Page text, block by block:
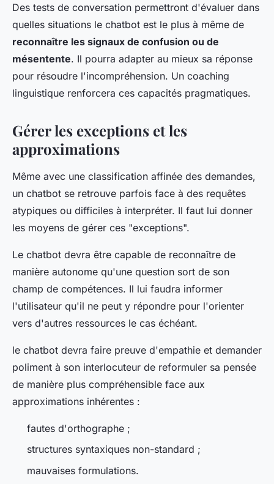
Des tests de conversation permettront d'évaluer dans
quelles situations le chatbot est le plus à même de
reconnaître les signaux de confusion ou de
mésentente. Il pourra adapter au mieux sa réponse
pour résoudre l'incompréhension. Un coaching
linguistique renforcera ces capacités pragmatiques.
Gérer les exceptions et les
approximations
Même avec une classification affinée des demandes,
un chatbot se retrouve parfois face à des requêtes
atypiques ou difficiles à interpréter. Il faut lui donner
les moyens de gérer ces "exceptions".
Le chatbot devra être capable de reconnaître de
manière autonome qu'une question sort de son
champ de compétences. Il lui faudra informer
l'utilisateur qu'il ne peut y répondre pour l'orienter
vers d'autres ressources le cas échéant.
le chatbot devra faire preuve d'empathie et demander
poliment à son interlocuteur de reformuler sa pensée
de manière plus compréhensible face aux
approximations inhérentes :
fautes d'orthographe ;
structures syntaxiques non-standard ;
mauvaises formulations.